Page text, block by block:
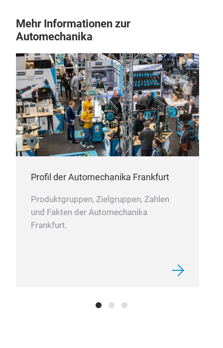
Mehr Informationen zur
Automechanika
Profil der Automechanika Frankfurt
Produktgruppen, Zielgruppen, Zahlen
und Fakten der Automechanika
Frankfurt.